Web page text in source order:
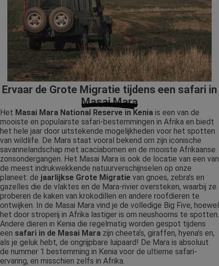
Ervaar de Grote Migratie tijdens een safari in
Masai Mara
Het Masai Mara National Reserve in Kenia is een van de
mooiste en populairste safari-bestemmingen in Afrika en biedt
het hele jaar door uitstekende mogelijkheden voor het spotten
van wildlife. De Mara staat vooral bekend om zijn iconische
savannelandschap met acaciabomen en de mooiste Afrikaanse
zonsondergangen. Het Masai Mara is ook de locatie van een van
de meest indrukwekkende natuurverschijnselen op onze
planeet: de jaarlijkse Grote Migratie van gnoes, zebra’s en
gazelles die de vlaktes en de Mara-rivier oversteken, waarbij ze
proberen de kaken van krokodillen en andere roofdieren te
ontwijken. In de Masai Mara vind je de volledige Big Five, hoewel
het door stroperij in Afrika lastiger is om neushoorns te spotten.
Andere dieren in Kenia die regelmatig worden gespot tijdens
een safari in de Masai Mara zijn cheeta’s, giraffen, hyena’s en,
als je geluk hebt, de ongrijpbare luipaard! De Mara is absoluut
de nummer 1 bestemming in Kenia voor de ultieme safari-
ervaring, en misschien zelfs in Afrika.